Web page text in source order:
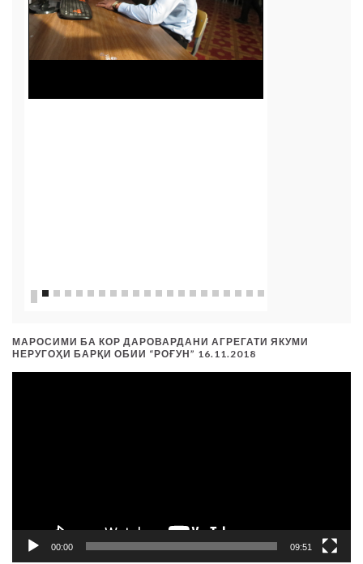
МАРОСИМИ БА КОР ДАРОВАРДАНИ АГРЕГАТИ ЯКУМИ
НЕРУГОҲИ БАРҚИ ОБИИ “РОҒУН” 16.11.2018
00:00 09:51